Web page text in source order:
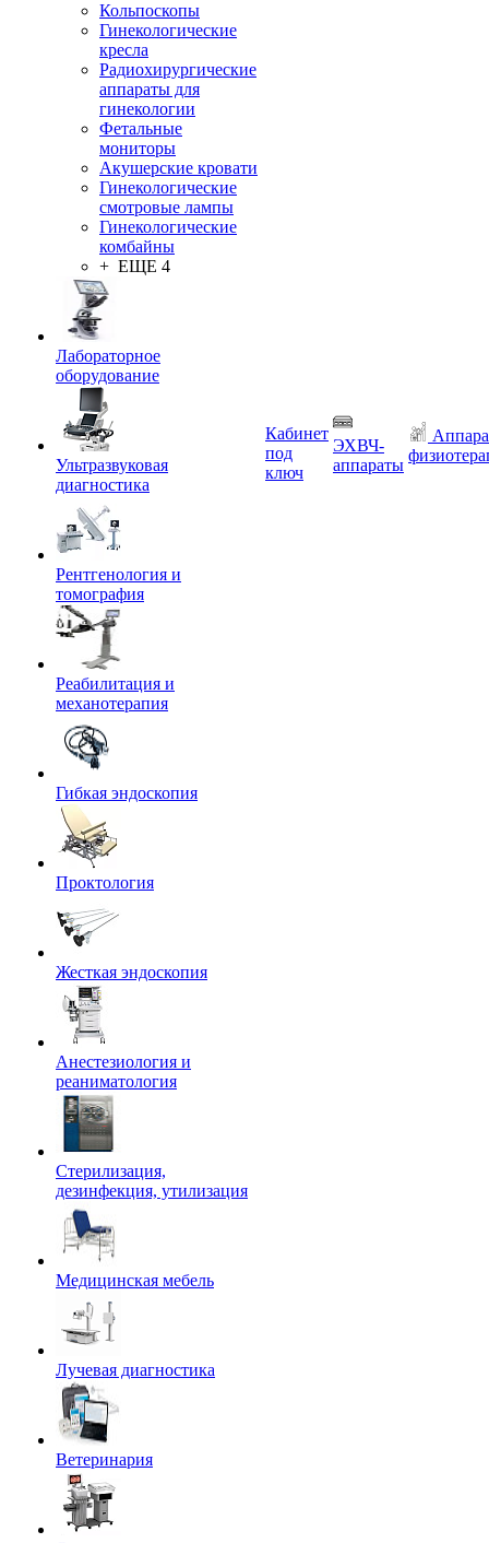
Кольпоскопы
Гинекологические
кресла
Радиохирургические
аппараты для
гинекологии
Фетальные
мониторы
Акушерские кровати
Гинекологические
смотровые лампы
Гинекологические
комбайны
+ ЕЩЕ 4
Лабораторное
оборудование
Ультразвуковая
диагностика
Рентгенология и
томография
Реабилитация и
механотерапия
Гибкая эндоскопия
Проктология
Жесткая эндоскопия
Анестезиология и
реаниматология
Стерилизация,
дезинфекция, утилизация
Медицинская мебель
Лучевая диагностика
Ветеринария
Кабинет
под
ключ
ЭХВЧ-
аппараты